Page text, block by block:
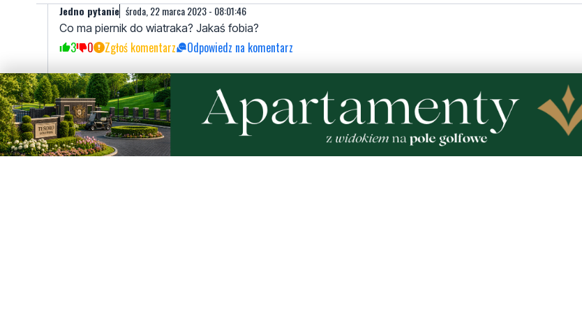
Jedno pytanie środa, 22 marca 2023 - 08:01:46
Co ma piernik do wiatraka? Jakaś fobia?
3 0 Zgłoś komentarz Odpowiedz na komentarz
ziom wtorek, 21 marca 2023 - 17:26:48
O jest Horała.
7 3 Zgłoś komentarz Odpowiedz na komentarz
prezes wtorek, 21 marca 2023 - 17:53:53